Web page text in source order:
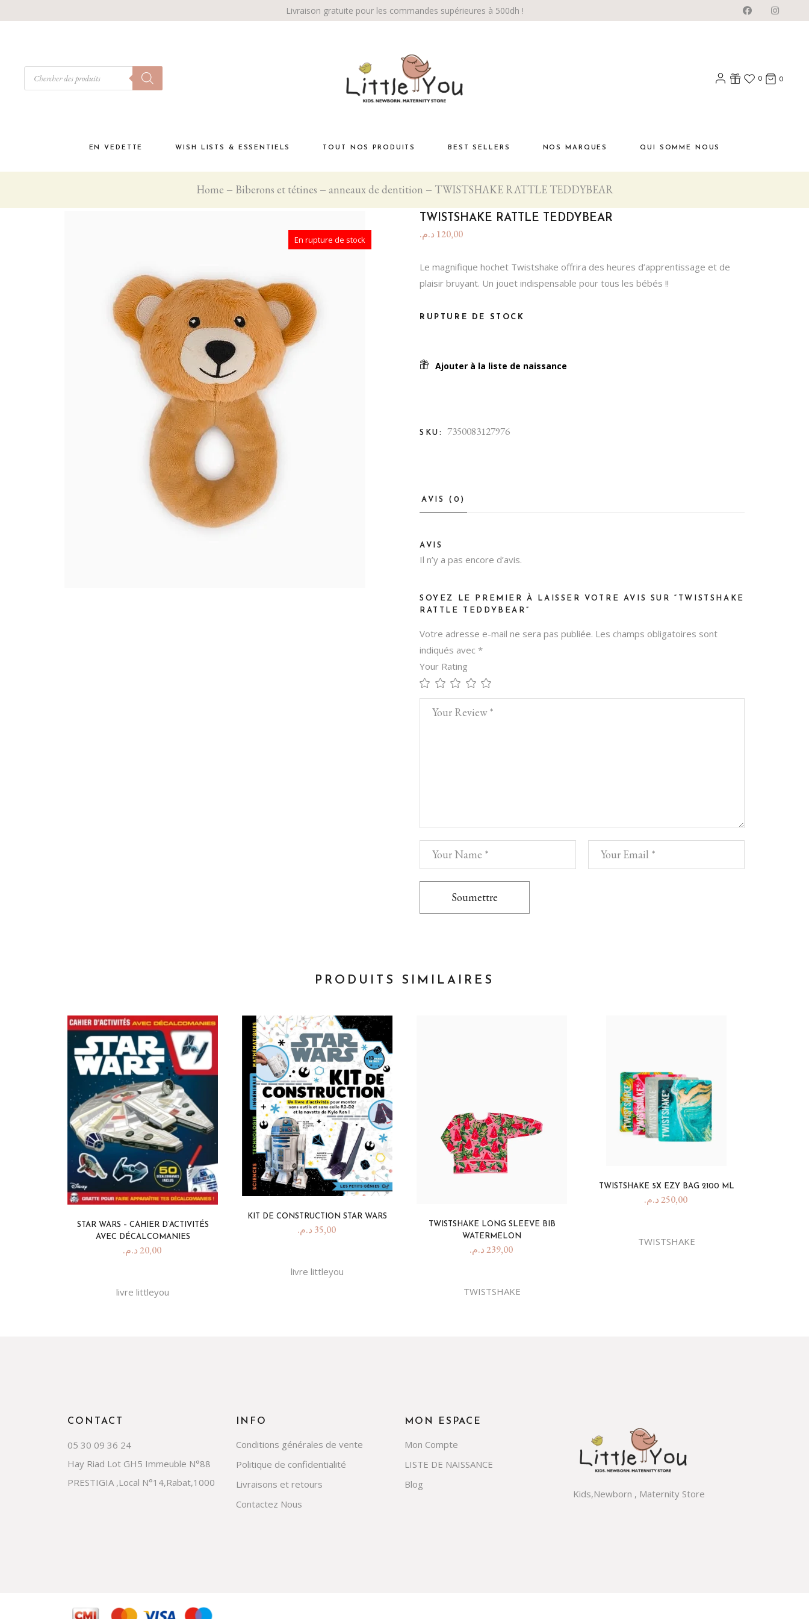
Livraison gratuite pour les commandes supérieures à 500dh !
0 0
EN VEDETTE WISH LISTS & ESSENTIELS
Babyshower
Happy 1 Year List
TOUT NOS PRODUITS
Habiller bébé
Éveil bébé
Diversification alimentaire
BEST SELLERS NOS MARQUES QUI SOMME NOUS
Home Biberons et tétines anneaux de dentition TWISTSHAKE RATTLE TEDDYBEAR
En rupture de stock
TWISTSHAKE RATTLE TEDDYBEAR
120,00 د.م.
Le magnifique hochet Twistshake offrira des heures d’apprentissage et de
plaisir bruyant. Un jouet indispensable pour tous les bébés !!
RUPTURE DE STOCK
Ajouter à la liste de naissance
SKU: 7350083127976
AVIS (0)
AVIS
Il n’y a pas encore d’avis.
SOYEZ LE PREMIER À LAISSER VOTRE AVIS SUR “TWISTSHAKE
RATTLE TEDDYBEAR”
Votre adresse e-mail ne sera pas publiée. Les champs obligatoires sont
indiqués avec *
Your Rating
Soumettre
PRODUITS SIMILAIRES
STAR WARS – CAHIER D’ACTIVITÉS
AVEC DÉCALCOMANIES
20,00د.م.
livre littleyou
KIT DE CONSTRUCTION STAR WARS
35,00 د.م.
livre littleyou
TWISTSHAKE LONG SLEEVE BIB
WATERMELON
239,00د.م.
TWISTSHAKE
TWISTSHAKE 5X EZY BAG 2100 ML
250,00د.م.
TWISTSHAKE
CONTACT
05 30 09 36 24
Hay Riad Lot GH5 Immeuble N°88
PRESTIGIA ,Local N°14,Rabat,1000
INFO
Conditions générales de vente
Politique de confidentialité
Livraisons et retours
Contactez Nous
MON ESPACE
Mon Compte
LISTE DE NAISSANCE
Blog
Kids,Newborn , Maternity Store